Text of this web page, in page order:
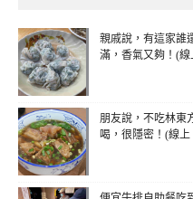
親戚說，有這家誰
滿，香氣又夠！(線
朋友說，不吃林東
喝，很隱密！(線上